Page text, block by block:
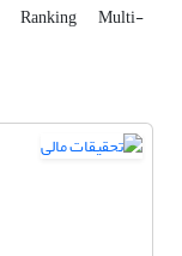
Ranking Multi-